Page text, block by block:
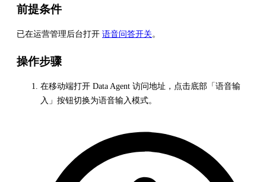
前提条件
已在运营管理后台打开 语音问答开关。
操作步骤
在移动端打开 Data Agent 访问地址，点击底部「语音输
入」按钮切换为语音输入模式。